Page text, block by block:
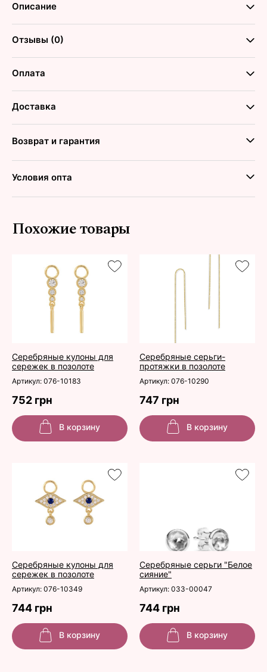
Описание
Отзывы (0)
Оплата
Доставка
Возврат и гарантия
Условия опта
Похожие товары
Серебряные кулоны для
сережек в позолоте
Серебряные серьги-
протяжки в позолоте
Артикул: 076-10183 Артикул: 076-10290
752 грн 747 грн
В корзину В корзину
Серебряные кулоны для
сережек в позолоте
Серебряные серьги "Белое
сияние"
Артикул: 076-10349 Артикул: 033-00047
744 грн 744 грн
В корзину В корзину